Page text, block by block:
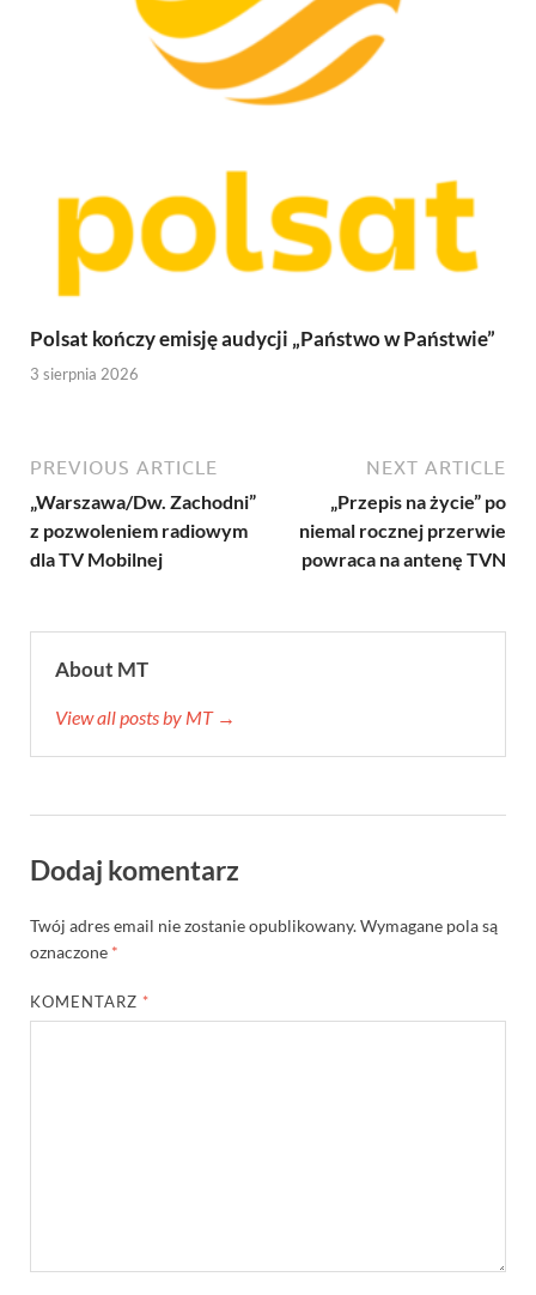
Polsat kończy emisję audycji „Państwo w Państwie”
3 sierpnia 2026
PREVIOUS ARTICLE
„Warszawa/Dw. Zachodni”
z pozwoleniem radiowym
dla TV Mobilnej
NEXT ARTICLE
„Przepis na życie” po
niemal rocznej przerwie
powraca na antenę TVN
About MT
View all posts by MT →
Dodaj komentarz
Twój adres email nie zostanie opublikowany.Wymagane pola są
oznaczone *
KOMENTARZ *